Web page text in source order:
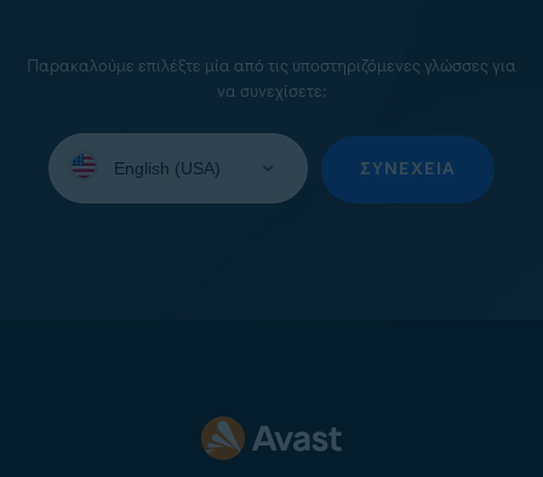
Παρακαλούμε επιλέξτε μία από τις υποστηριζόμενες γλώσσες για
να συνεχίσετε:
your
ΣΥΝΈΧΕΙΑ